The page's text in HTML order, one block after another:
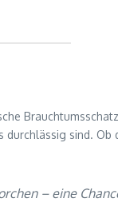
sind.
– eine